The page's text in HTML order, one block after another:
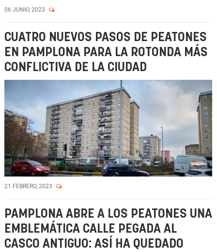
06 JUNIO, 2023
CUATRO NUEVOS PASOS DE PEATONES
EN PAMPLONA PARA LA ROTONDA MÁS
CONFLICTIVA DE LA CIUDAD
21 FEBRERO, 2023
PAMPLONA ABRE A LOS PEATONES UNA
EMBLEMÁTICA CALLE PEGADA AL
CASCO ANTIGUO: ASÍ HA QUEDADO